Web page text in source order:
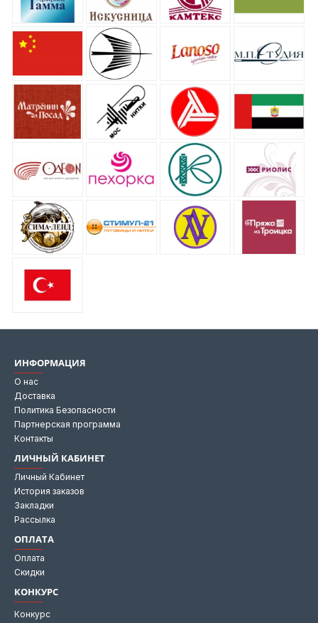
ИНФОРМАЦИЯ
О нас
Доставка
Политика Безопасности
Партнерская программа
Контакты
ЛИЧНЫЙ КАБИНЕТ
Личный Кабинет
История заказов
Закладки
Рассылка
ОПЛАТА
Оплата
Скидки
КОНКУРС
Конкурс